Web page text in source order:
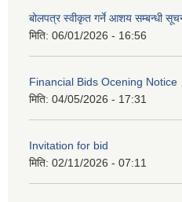
बोलपत्र स्वीकृत गर्ने आशय सम्बन्धी
मिति: 06/01/2026 - 16:56
Financial Bids Ocening Notice
मिति: 04/05/2026 - 17:31
Invitation for bid
मिति: 02/11/2026 - 07:11